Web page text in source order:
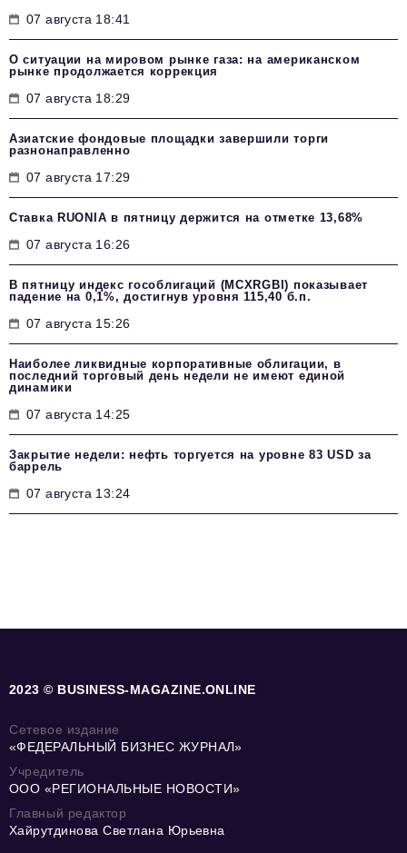
07 августа 18:41
О ситуации на мировом рынке газа: на американском
рынке продолжается коррекция
07 августа 18:29
Азиатские фондовые площадки завершили торги
разнонаправленно
07 августа 17:29
Ставка RUONIA в пятницу держится на отметке 13,68%
07 августа 16:26
В пятницу индекс гособлигаций (MCXRGBI) показывает
падение на 0,1%, достигнув уровня 115,40 б.п.
07 августа 15:26
Наиболее ликвидные корпоративные облигации, в
последний торговый день недели не имеют единой
динамики
07 августа 14:25
Закрытие недели: нефть торгуется на уровне 83 USD за
баррель
07 августа 13:24
2023 © BUSINESS-MAGAZINE.ONLINE
Сетевое издание
«ФЕДЕРАЛЬНЫЙ БИЗНЕС ЖУРНАЛ»
Учредитель
ООО «РЕГИОНАЛЬНЫЕ НОВОСТИ»
Главный редактор
Хайрутдинова Светлана Юрьевна